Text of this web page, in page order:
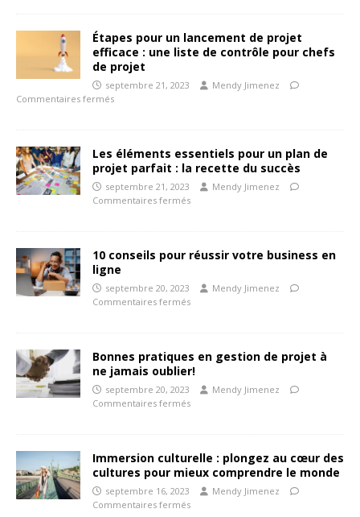
Étapes pour un lancement de projet
efficace : une liste de contrôle pour chefs
de projet
septembre 21, 2023
Mendy Jimenez
Commentaires fermés
Les éléments essentiels pour un plan de
projet parfait : la recette du succès
septembre 21, 2023
Mendy Jimenez
Commentaires fermés
10 conseils pour réussir votre business en
ligne
septembre 20, 2023
Mendy Jimenez
Commentaires fermés
Bonnes pratiques en gestion de projet à
ne jamais oublier!
septembre 20, 2023
Mendy Jimenez
Commentaires fermés
Immersion culturelle : plongez au cœur des
cultures pour mieux comprendre le monde
septembre 16, 2023
Mendy Jimenez
Commentaires fermés